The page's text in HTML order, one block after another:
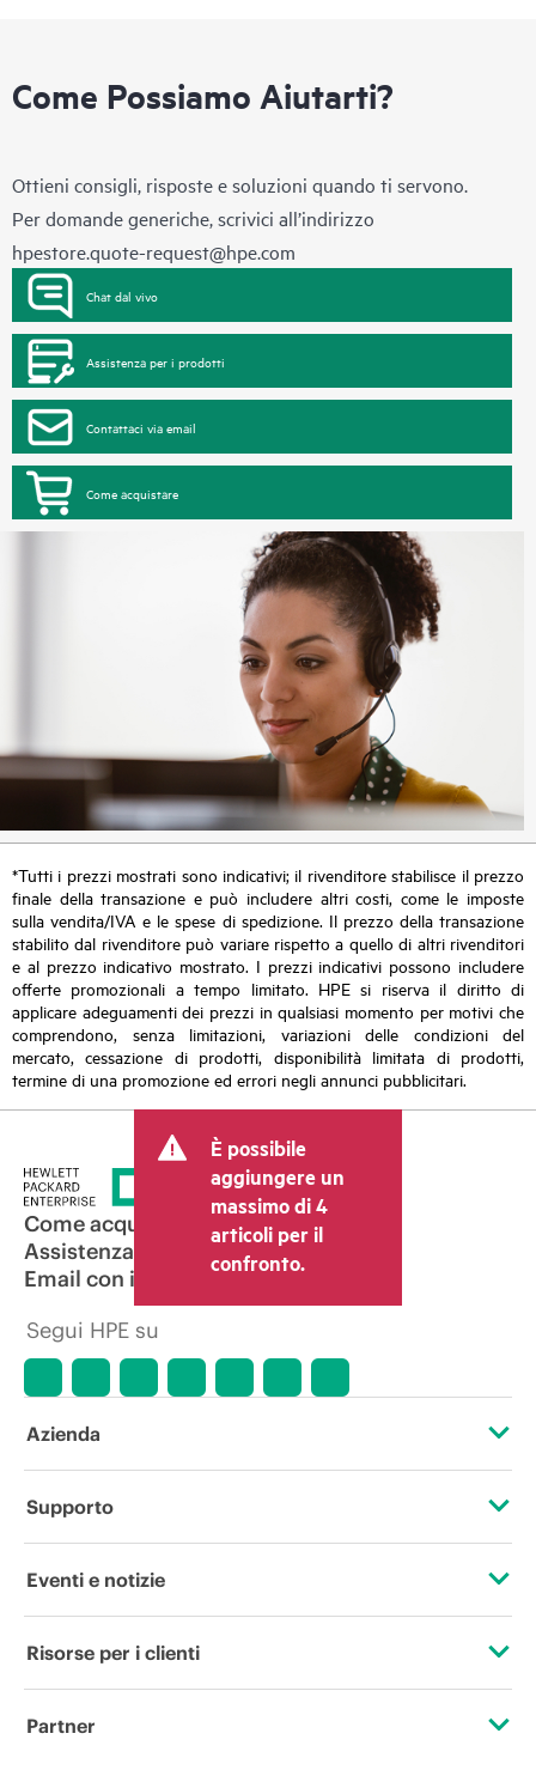
Come Possiamo Aiutarti?
Ottieni consigli, risposte e soluzioni quando ti servono.
Per domande generiche, scrivici all’indirizzo
hpestore.quote-request@hpe.com
Chat dal vivo
Assistenza per i prodotti
Contattaci via email
Come acquistare
*Tutti i prezzi mostrati sono indicativi; il rivenditore stabilisce il prezzo
finale della transazione e può includere altri costi, come le imposte
sulla vendita/IVA e le spese di spedizione. Il prezzo della transazione
stabilito dal rivenditore può variare rispetto a quello di altri rivenditori
e al prezzo indicativo mostrato. I prezzi indicativi possono includere
offerte promozionali a tempo limitato. HPE si riserva il diritto di
applicare adeguamenti dei prezzi in qualsiasi momento per motivi che
comprendono, senza limitazioni, variazioni delle condizioni del
mercato, cessazione di prodotti, disponibilità limitata di prodotti,
termine di una promozione ed errori negli annunci pubblicitari.
È possibile
aggiungere un
massimo di 4
articoli per il
confronto.
Come acquistare
Assistenza per i prodotti
Email con il commerciale
Segui HPE su
Azienda
Informazioni su HPE
Responsabilità aziendale
HPE Labs
Supporto
Operational support services
Software e driver
Eventi e notizie
Eventi
Risorse per i clienti
Contattaci
Partner